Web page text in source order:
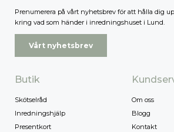
String Förvaring
Prenumerera på vårt nyhetsbrev för att hålla dig
kring vad som händer i inredningshuset i Lund.
Vårt nyhetsbrev
Butik
Skötselråd
Inredningshjälp
Presentkort
Om oss
Blogg
Kontakt